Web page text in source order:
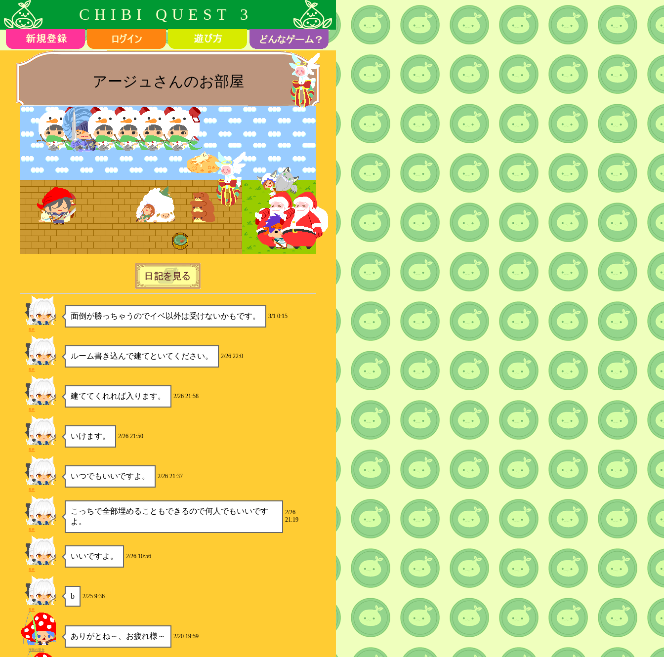
CHIBI QUEST 3
アージュさんのお部屋
面倒が勝っちゃうのでイベ以外は受けないかもです。 3/1 0:15
星夢
ルーム書き込んで建てといてください。 2/26 22:0
星夢
建ててくれれば入ります。 2/26 21:58
星夢
いけます。 2/26 21:50
星夢
いつでもいいですよ。 2/26 21:37
星夢
こっちで全部埋めることもできるので何人でもいいです
よ。
2/26
21:19
星夢
いいですよ。 2/26 10:56
星夢
b 2/25 9:36
星夢
ありがとね～、お疲れ様～ 2/20 19:59
海賊の場合